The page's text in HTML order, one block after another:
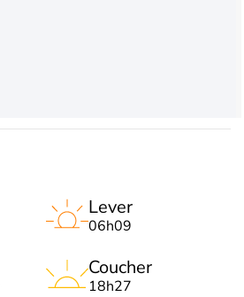
Lever
06h09
Coucher
18h27